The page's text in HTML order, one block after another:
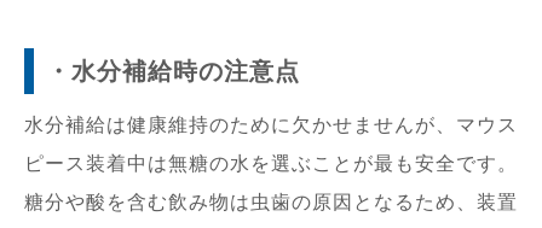
・水分補給時の注意点
水分補給は健康維持のために欠かせませんが、マウス
ピース装着中は無糖の水を選ぶことが最も安全です。
糖分や酸を含む飲み物は虫歯の原因となるため、装置